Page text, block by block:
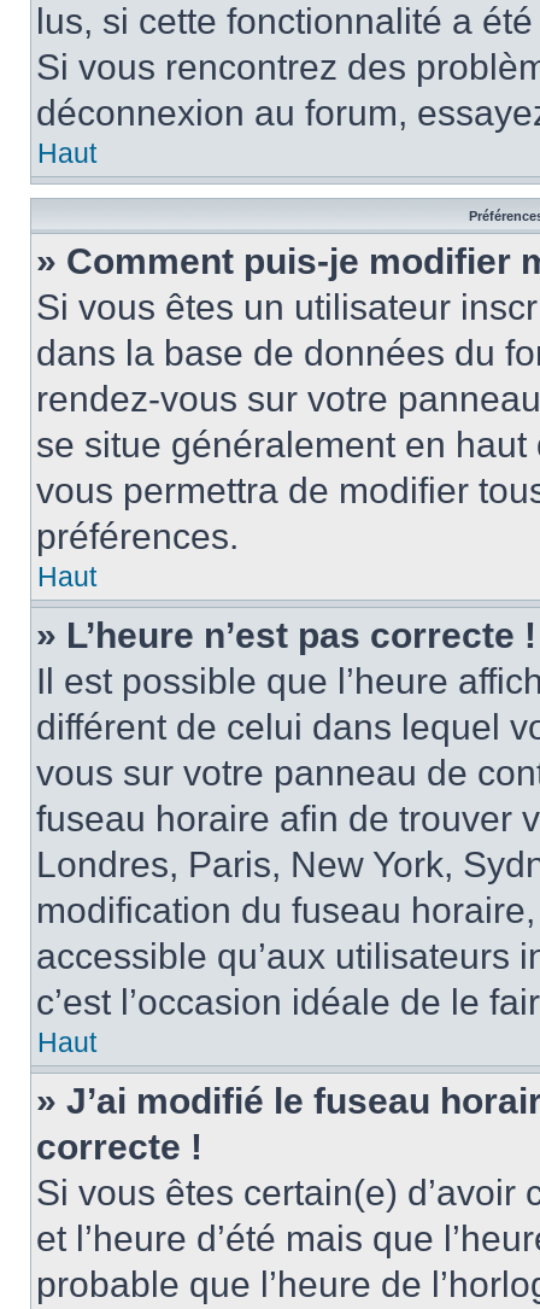
lus, si cette fonctionnalité a
Si vous rencontrez des
déconnexion au forum,
Haut
» Comment puis-je modifier
Si vous êtes un utilisateur
dans la base de données du
rendez-vous sur votre
se situe généralement en
vous permettra de modifier
préférences.
Haut
» L’heure n’est pas correcte !
Il est possible que l’heure
différent de celui dans lequel
vous sur votre panneau de
fuseau horaire afin de trouver
Londres, Paris, New York,
modification du fuseau
accessible qu’aux utilisateurs
c’est l’occasion idéale de le
Haut
» J’ai modifié le fuseau
correcte !
Si vous êtes certain(e)
et l’heure d’été mais que
probable que l’heure de